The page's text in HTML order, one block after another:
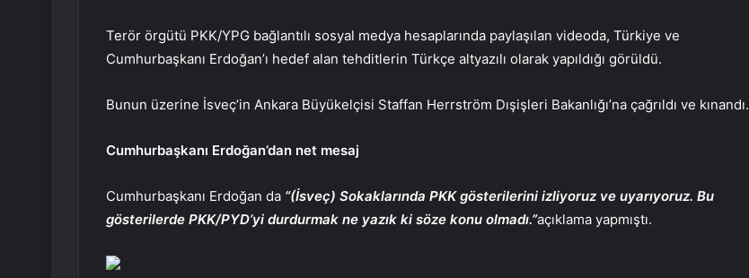
Terör örgütü PKK/YPG bağlantılı sosyal medya hesaplarında paylaşılan videoda, Türkiye ve
Cumhurbaşkanı Erdoğan’ı hedef alan tehditlerin Türkçe altyazılı olarak yapıldığı görüldü.
Bunun üzerine İsveç’in Ankara Büyükelçisi Staffan Herrström Dışişleri Bakanlığı’na çağrıldı ve kınandı.
Cumhurbaşkanı Erdoğan’dan net mesaj
Cumhurbaşkanı Erdoğan da “(İsveç) Sokaklarında PKK gösterilerini izliyoruz ve uyarıyoruz. Bu
gösterilerde PKK/PYD’yi durdurmak ne yazık ki söze konu olmadı.”açıklama yapmıştı.